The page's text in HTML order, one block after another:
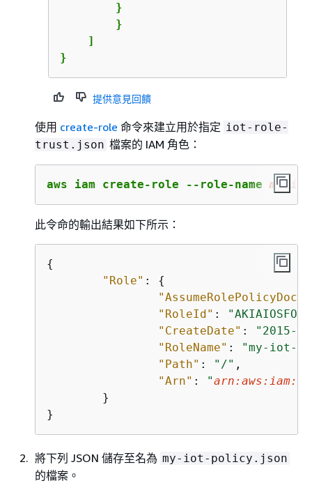
        }
        }
    ]
}
提供意見回饋
使用 create-role 命令來建立用於指定 iot-role-
trust.json 檔案的 IAM 角色：
aws iam create-role --role-name my-
此令命的輸出結果如下所示：
{
"Role" : {
"RoleId" :
"CreateDate" :
"2015-
"RoleName" :
"my-iot-
"Path" : "/" ,
"Arn" : "
}
將下列 JSON 儲存至名為 my-iot-policy.json
的檔案。